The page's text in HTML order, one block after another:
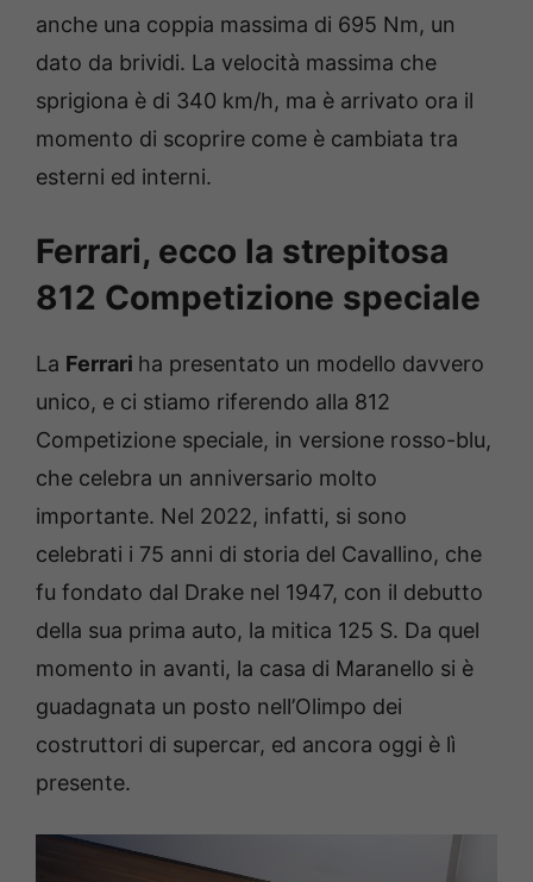
anche una coppia massima di 695 Nm, un
dato da brividi. La velocità massima che
sprigiona è di 340 km/h, ma è arrivato ora il
momento di scoprire come è cambiata tra
esterni ed interni.
Ferrari, ecco la strepitosa
812 Competizione speciale
La Ferrari ha presentato un modello davvero
unico, e ci stiamo riferendo alla 812
Competizione speciale, in versione rosso-blu,
che celebra un anniversario molto
importante. Nel 2022, infatti, si sono
celebrati i 75 anni di storia del Cavallino, che
fu fondato dal Drake nel 1947, con il debutto
della sua prima auto, la mitica 125 S. Da quel
momento in avanti, la casa di Maranello si è
guadagnata un posto nell’Olimpo dei
costruttori di supercar, ed ancora oggi è lì
presente.